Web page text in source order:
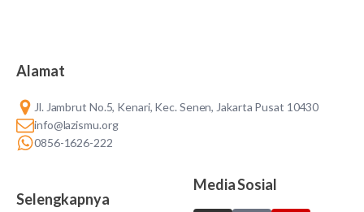
Alamat
Jl. Jambrut No.5, Kenari, Kec. Senen, Jakarta Pusat 10430
info@lazismu.org
0856-1626-222
Selengkapnya
Media Sosial